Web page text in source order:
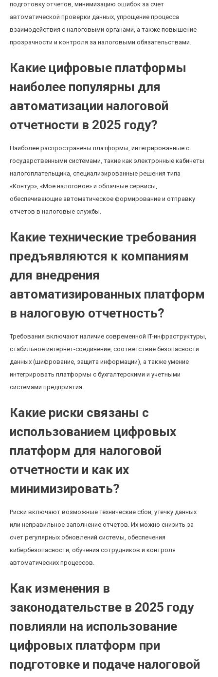
подготовку отчетов, минимизацию ошибок за счет
автоматической проверки данных, упрощение процесса
взаимодействия с налоговыми органами, а также повышение
прозрачности и контроля за налоговыми обязательствами.
Какие цифровые платформы
наиболее популярны для
автоматизации налоговой
отчетности в 2025 году?
Наиболее распространены платформы, интегрированные с
государственными системами, такие как электронные кабинеты
налогоплательщика, специализированные решения типа
«Контур», «Мое налоговое» и облачные сервисы,
обеспечивающие автоматическое формирование и отправку
отчетов в налоговые службы.
Какие технические требования
предъявляются к компаниям
для внедрения
автоматизированных платформ
в налоговую отчетность?
Требования включают наличие современной IT-инфраструктуры,
стабильное интернет-соединение, соответствие безопасности
данных (шифрование, защита информации), а также умение
интегрировать платформы с бухгалтерскими и учетными
системами предприятия.
Какие риски связаны с
использованием цифровых
платформ для налоговой
отчетности и как их
минимизировать?
Риски включают возможные технические сбои, утечку данных
или неправильное заполнение отчетов. Их можно снизить за
счет регулярных обновлений системы, обеспечения
кибербезопасности, обучения сотрудников и контроля
автоматических процессов.
Как изменения в
законодательстве в 2025 году
повлияли на использование
цифровых платформ при
подготовке и подаче налоговой